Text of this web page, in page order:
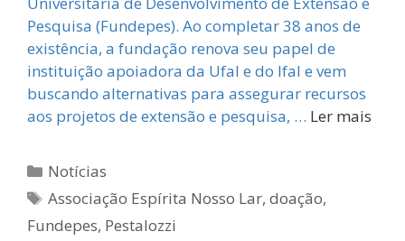
Pesquisa (Fundepes). Ao completar 38 anos de
existência, a fundação renova seu papel de
instituição apoiadora da Ufal e do Ifal e vem
buscando alternativas para assegurar recursos
aos projetos de extensão e pesquisa, … Ler mais
Categorias
Notícias
Tags
Associação Espírita Nosso Lar,doação,
Fundepes, Pestalozzi